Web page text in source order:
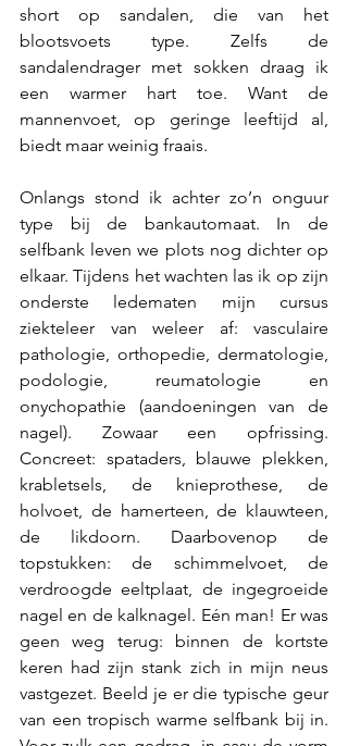
short op sandalen, die van het
blootsvoets type. Zelfs de
sandalendrager met sokken draag ik
een warmer hart toe. Want de
mannenvoet, op geringe leeftijd al,
biedt maar weinig fraais.
Onlangs stond ik achter zo’n onguur
type bij de bankautomaat. In de
selfbank leven we plots nog dichter op
elkaar. Tijdens het wachten las ik op zijn
onderste ledematen mijn cursus
ziekteleer van weleer af: vasculaire
pathologie, orthopedie, dermatologie,
podologie, reumatologie en
onychopathie (aandoeningen van de
nagel). Zowaar een opfrissing.
Concreet: spataders, blauwe plekken,
krabletsels, de knieprothese, de
holvoet, de hamerteen, de klauwteen,
de likdoorn. Daarbovenop de
topstukken: de schimmelvoet, de
verdroogde eeltplaat, de ingegroeide
nagel en de kalknagel. Eén man! Er was
geen weg terug: binnen de kortste
keren had zijn stank zich in mijn neus
vastgezet. Beeld je er die typische geur
van een tropisch warme selfbank bij in.